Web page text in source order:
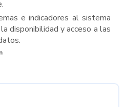
e indicadores al sistema
disponibilidad y acceso a las